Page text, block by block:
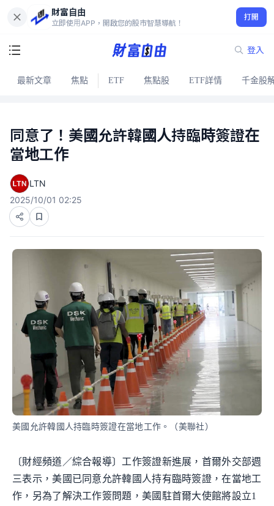
財富自由
立即使用APP，開啟您的股市智慧導航！
打開
登入
最新文章 焦點 ETF 焦點股 ETF詳情 千金股
同意了！美國允許韓國人持臨時簽證在
當地工作
LTN
2025/10/01 02:25
美國允許韓國人持臨時簽證在當地工作。（美聯社）
〔財經頻道／綜合報導〕工作簽證新進展，首爾外交部週
三表示，美國已同意允許韓國人持有臨時簽證，在當地工
作，另為了解決工作簽問題，美國駐首爾大使館將設立1